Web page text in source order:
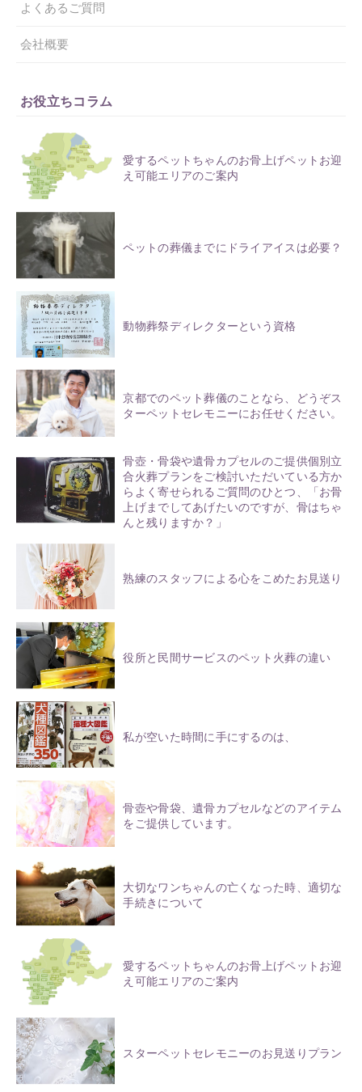
よくあるご質問
会社概要
お役立ちコラム
愛するペットちゃんのお骨上げペットお迎
え可能エリアのご案内
ペットの葬儀までにドライアイスは必要？
動物葬祭ディレクターという資格
京都でのペット葬儀のことなら、どうぞス
ターペットセレモニーにお任せください。
骨壺・骨袋や遺骨カプセルのご提供個別立
合火葬プランをご検討いただいている方か
らよく寄せられるご質問のひとつ、「お骨
上げまでしてあげたいのですが、骨はちゃ
んと残りますか？」
熟練のスタッフによる心をこめたお見送り
役所と民間サービスのペット火葬の違い
私が空いた時間に手にするのは、
骨壺や骨袋、遺骨カプセルなどのアイテム
をご提供しています。
大切なワンちゃんの亡くなった時、適切な
手続きについて
愛するペットちゃんのお骨上げペットお迎
え可能エリアのご案内
スターペットセレモニーのお見送りプラン